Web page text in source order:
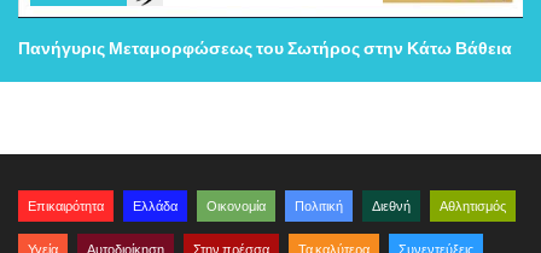
Πανήγυρις Μεταμορφώσεως του Σωτήρος στην Κάτω Βάθεια
Επικαιρότητα Ελλάδα Οικονομία Πολιτική Διεθνή Αθλητισμός
Υγεία Αυτοδιοίκηση Στην πρέσσα Τα καλύτερα Συνεντεύξεις